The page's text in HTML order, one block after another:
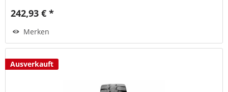
242,93 € *
Merken
Ausverkauft